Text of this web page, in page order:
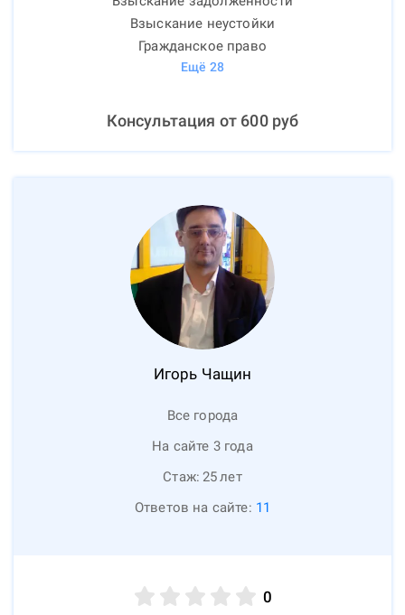
Взыскание неустойки
Гражданское право
Ещё 28
Консультация от 600руб
Игорь Чащин
Все города
На сайте 3 года
Стаж: 25лет
Ответов на сайте: 11
0